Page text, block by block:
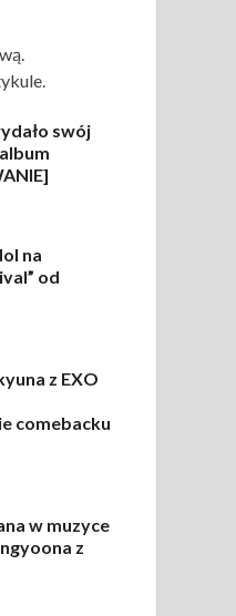
swój
na
od
z EXO
comebacku
w muzyce
z